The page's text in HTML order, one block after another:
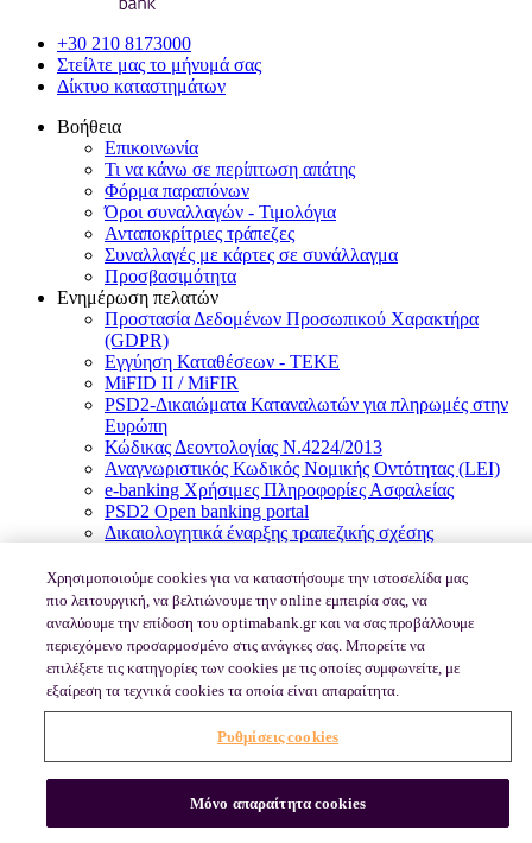
+30 210 8173000
Στείλτε μας το μήνυμά σας
Δίκτυο καταστημάτων
Βοήθεια
Επικοινωνία
Τι να κάνω σε περίπτωση απάτης
Φόρμα παραπόνων
Όροι συναλλαγών - Τιμολόγια
Ανταποκρίτριες τράπεζες
Συναλλαγές με κάρτες σε συνάλλαγμα
Προσβασιμότητα
Ενημέρωση πελατών
Προστασία Δεδομένων Προσωπικού Χαρακτήρα
(GDPR)
Εγγύηση Καταθέσεων - TEKE
MiFID II / MiFIR
PSD2-Δικαιώματα Καταναλωτών για πληρωμές στην
Ευρώπη
Κώδικας Δεοντολογίας Ν.4224/2013
Αναγνωριστικός Κωδικός Νομικής Οντότητας (LEI)
e-banking Χρήσιμες Πληροφορίες Ασφαλείας
PSD2 Open banking portal
Δικαιολογητικά έναρξης τραπεζικής σχέσης
Μητρώο συνδεδεμένων αντιπροσώπων
© 2026, Optima bank
Όροι και Προϋποθέσεις Χρήσης
Πολιτική Cookies
Χρησιμοποιούμε cookies για να καταστήσουμε την ιστοσελίδα μας
πιο λειτουργική, να βελτιώνουμε την online εμπειρία σας, να
αναλύουμε την επίδοση του optimabank.gr και να σας προβάλλουμε
περιεχόμενο προσαρμοσμένο στις ανάγκες σας. Μπορείτε να
επιλέξετε τις κατηγορίες των cookies με τις οποίες συμφωνείτε, με
εξαίρεση τα τεχνικά cookies τα οποία είναι απαραίτητα.
Ρυθμίσεις cookies
Μόνο απαραίτητα cookies